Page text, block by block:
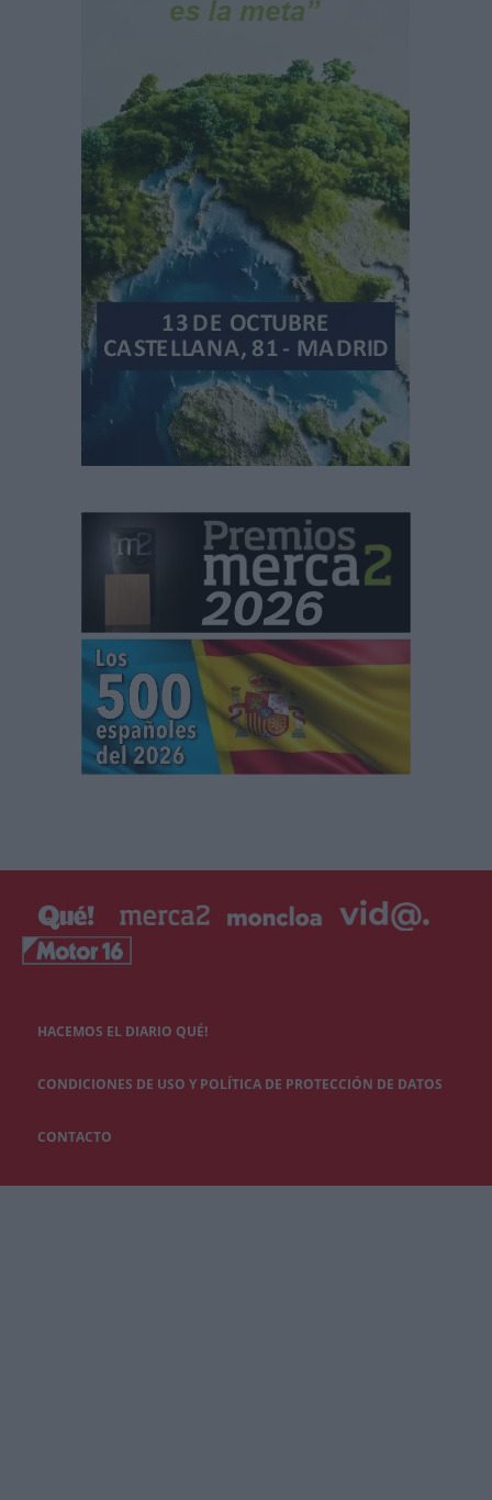
HACEMOS EL DIARIO QUÉ!
CONDICIONES DE USO Y POLÍTICA DE PROTECCIÓN DE DATOS
CONTACTO